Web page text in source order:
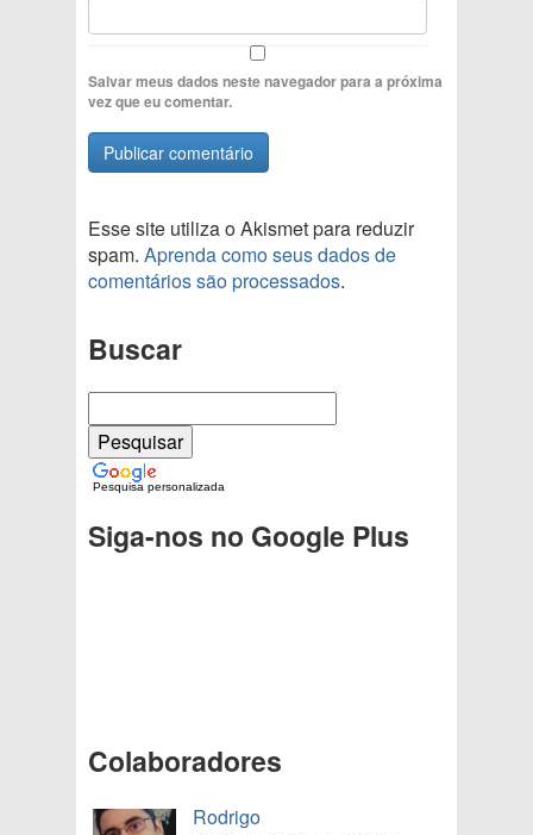
Salvar meus dados neste navegador para a próxima
vez que eu comentar.
Esse site utiliza o Akismet para reduzir
spam. Aprenda como seus dados de
comentários são processados.
Buscar
Pesquisa personalizada
Siga-nos no Google Plus
Colaboradores
Rodrigo